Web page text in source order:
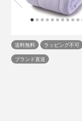
送料無料
ラッピング不可
ブランド直送